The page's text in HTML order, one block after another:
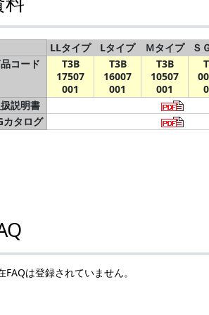
LLタイプ Lタイプ Ｍタイプ Ｓ
コード
T3B
17507
001
T3B
16007
001
T3B
10507
001
説明書
カタログ
FAQは登録されていません。